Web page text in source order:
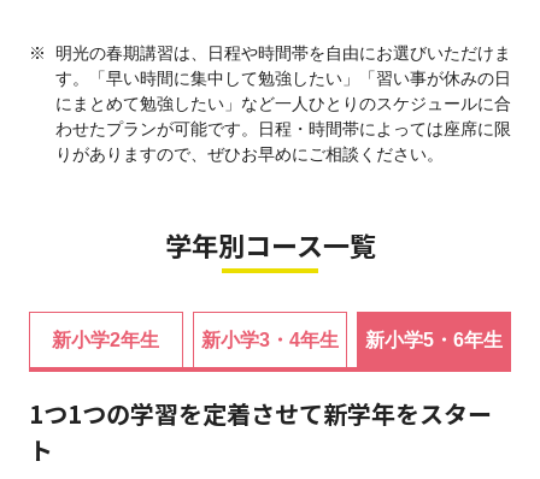
※
明光の春期講習は、日程や時間帯を自由にお選びいただけま
す。「早い時間に集中して勉強したい」「習い事が休みの日
にまとめて勉強したい」など一人ひとりのスケジュールに合
わせたプランが可能です。日程・時間帯によっては座席に限
りがありますので、ぜひお早めにご相談ください。
学年別コース一覧
新小学2年生 新小学3・4年生 新小学5・6年生
1つ1つの学習を定着させて新学年をスター
ト